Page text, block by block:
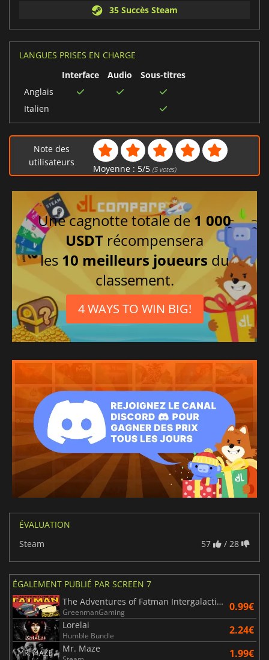
35 Succès Steam
LANGUES PRISES EN CHARGE
Interface
Audio
Sous-titres
Anglais
Italien
Note des
utilisateurs
Moyenne : 5/5 (5votes)
Une cagnotte totale de 1 000
USDT récompensera
les 10 meilleurs joueurs du
classement.
4 WAYS TO WIN BIG!
ÉVALUATION
Steam
57 / 28
ÉGALEMENT PUBLIÉ PAR SCREEN 7
The Adventures of Fatman Intergalactic Indigestion
GreenmanGaming 0.99€
Lorelai
Humble Bundle 2.24€
Mr. Maze 1.99€